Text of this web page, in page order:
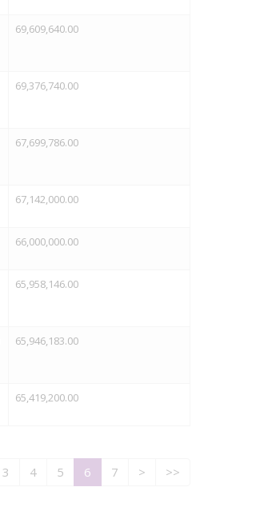
69,609,640.00
69,376,740.00
67,699,786.00
67,142,000.00
66,000,000.00
65,958,146.00
65,946,183.00
65,419,200.00
3 4 5 6 7 > >>